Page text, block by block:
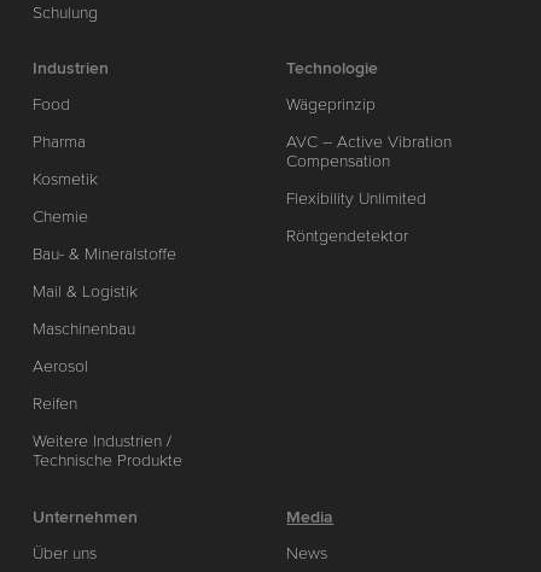
Schulung
Industrien
Food
Pharma
Kosmetik
Chemie
Bau- & Mineralstoffe
Mail & Logistik
Maschinenbau
Aerosol
Reifen
Weitere Industrien /
Technische Produkte
Technologie
Wägeprinzip
AVC – Active Vibration
Compensation
Flexibility Unlimited
Röntgendetektor
Unternehmen
Über uns
Media
News